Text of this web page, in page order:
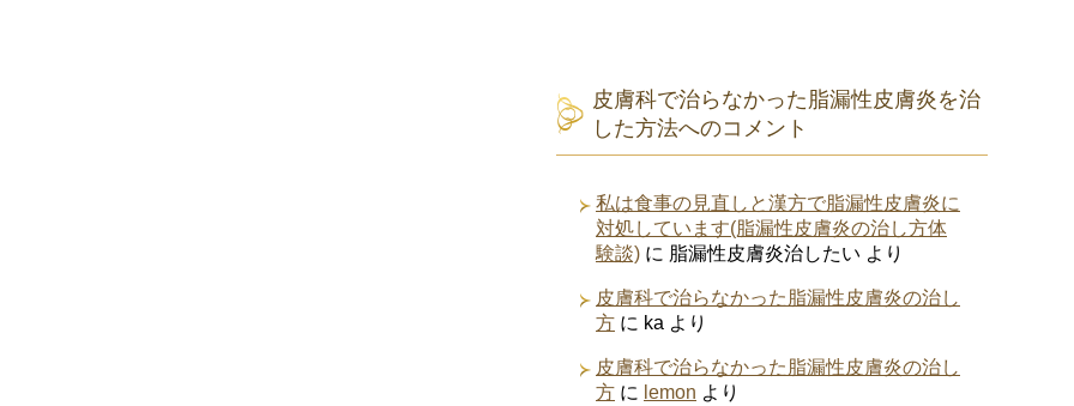
皮膚科で治らなかった脂漏性皮膚炎を治
した方法へのコメント
私は食事の見直しと漢方で脂漏性皮膚炎に
対処しています(脂漏性皮膚炎の治し方体
験談) に 脂漏性皮膚炎治したい より
皮膚科で治らなかった脂漏性皮膚炎の治し
方 に ka より
皮膚科で治らなかった脂漏性皮膚炎の治し
方 に lemon より